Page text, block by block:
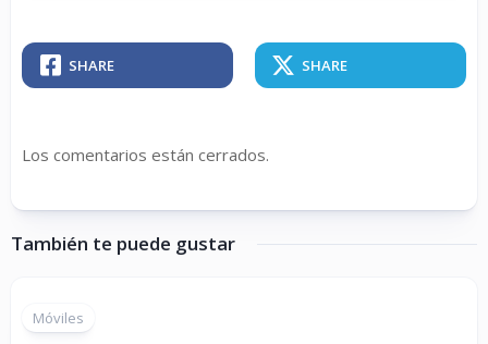
SHARE SHARE
Los comentarios están cerrados.
También te puede gustar
Móviles